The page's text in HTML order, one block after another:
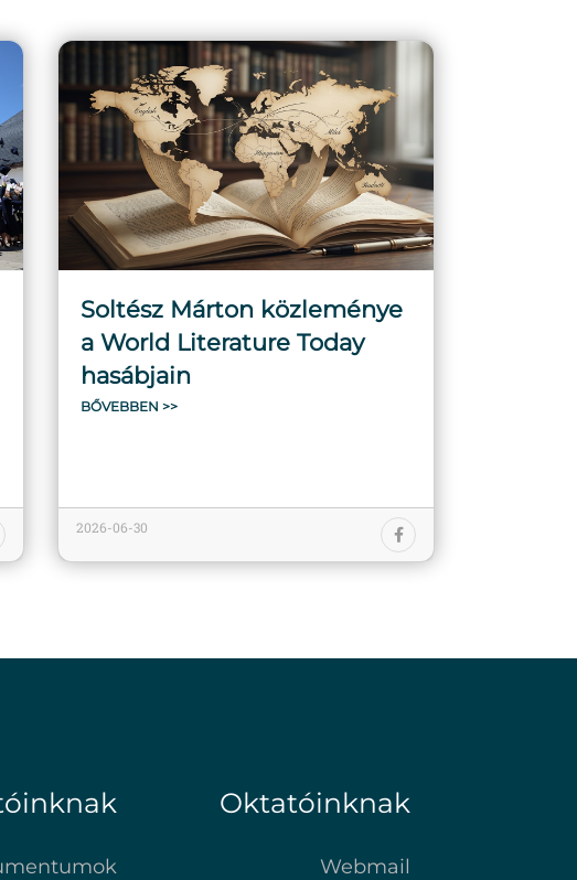
Soltész Márton közleménye
a World Literature Today
hasábjain
BŐVEBBEN >>
2026-06-30
Oktatóinknak
Webmail